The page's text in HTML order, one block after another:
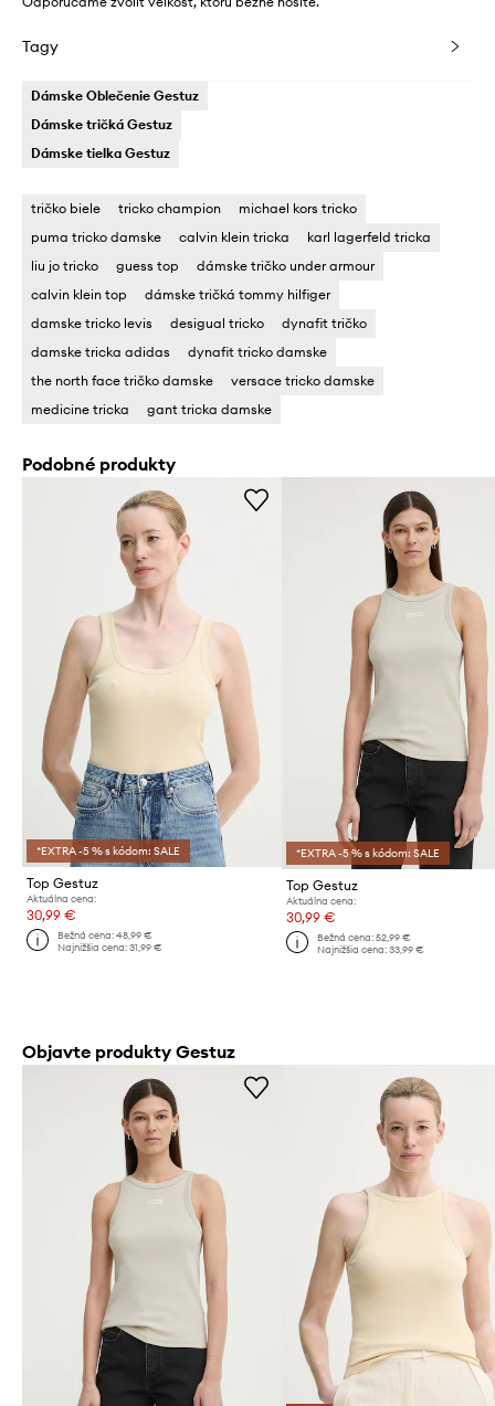
Tagy
Dámske Oblečenie Gestuz
Dámske tričká Gestuz
Dámske tielka Gestuz
tričko biele tricko champion
michael kors tricko
puma tricko damske
calvin klein tricka
karl lagerfeld tricka
liu jo tricko
guess top
dámske tričko under armour
calvin klein top
dámske tričká tommy hilfiger
damske tricko levis
desigual tricko
dynafit tričko
damske tricka adidas
dynafit tricko damske
the north face tričko damske
versace tricko damske
medicine tricka
gant tricka damske
Podobné produkty
*EXTRA -5 % s kódom: SALE
Top Gestuz
Aktuálna cena:
30,99 €
Bežná cena:48,99 €
Najnižšia cena:31,99 €
*EXTRA -5 % s kódom: SALE
Top Gestuz
Aktuálna cena:
30,99 €
Bežná cena: 52,99 €
Najnižšia cena: 33,99 €
Objavte produkty Gestuz